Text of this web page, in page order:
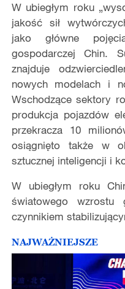
W ubiegłym roku
jakośćsił
jako główne poję
gospodarczej Chin.
znajduje
nowych modelach i
Wschodzące sektory
produkcja pojazdów
przekracza 10
osiągnięto także w
sztucznej inteligencji i
W ubiegłym roku
światowego
czynnikiem stabilizują
NAJWAŻNIEJSZE